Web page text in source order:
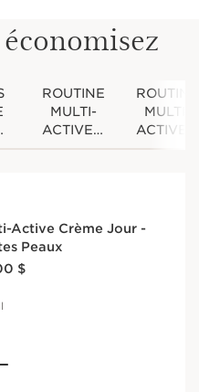
ROUTINE
MULTI-
ACTIVE &
DOUBLE
30 ML
ROUTINE
MULTI-
ACTIVE &
DOUBLE
Active Crème Jour -
Peaux
$